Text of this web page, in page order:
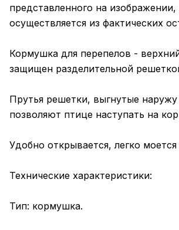
представленного на изображении,
осуществляется из фактических
Кормушка для перепелов -
защищен разделительной
Прутья решетки, выгнутые
позволяют птице наступать на
Удобно открывается, легко
Технические характеристики:
Тип: кормушка.